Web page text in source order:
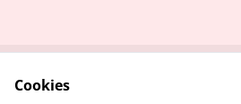
Cookies